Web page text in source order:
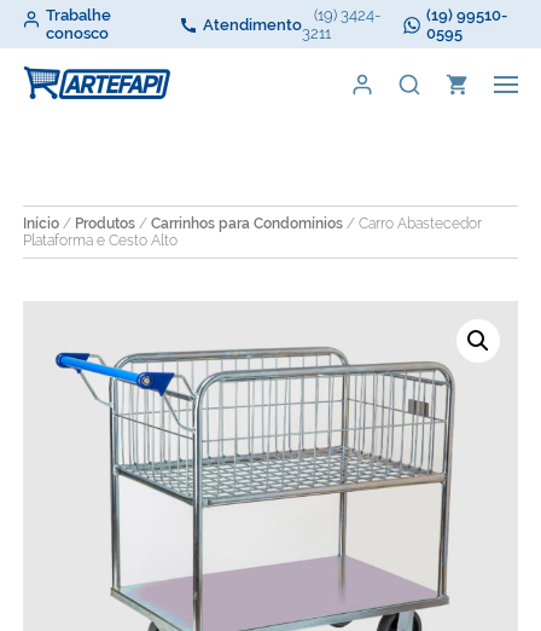
Trabalhe
conosco
Atendimento
(19) 3424-
3211
(19) 99510-
0595
Início/ Produtos/ Carrinhos para Condomínios/ Carro Abastecedor
Plataforma e Cesto Alto